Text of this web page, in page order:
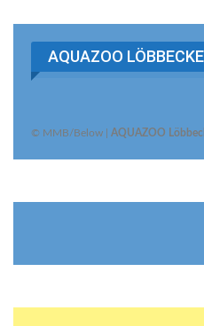
AQUAZOO
© MMB/Below | AQUAZOO